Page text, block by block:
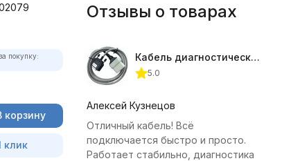
покупку:
корзину
клик
Отзывы о товарах
Кабель диагностический ГАЗ 24 для АВТОАС
5.0
Алексей Кузнецов
Отличный кабель! Всё
подключается быстро и просто.
Работает стабильно, диагностика